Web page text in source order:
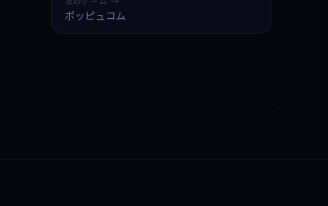
ポッピュコム